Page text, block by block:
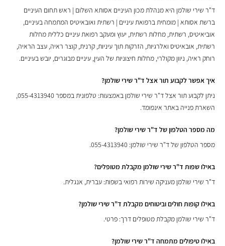
ד"ר שירי שולמן היא מנהלת מכון העיניים אסותא השלום | ראש תחום העיניים
ברשת אסותא | מומחית ברפואת עיניים | רשתית ואובאיטיס המתמחה בעיניים,
אוביאיטיס, רשתית, מחלות רשתית, יעוץ ומעקב רפואת עיניים כללית מחלות
רשתית, אובאיטיס ואלרגיות, הזרקות תוך עיניות, קרנית, קוצר ראיה, עצב הראיה,
רוחק ראיה, ניוון מקולרי, מחלות חיצוניות של העין, עיניים מבוגרים, יובש בעיניים.
איך אפשר לקבוע תור אצל ד"ר שירי שולמן?
ניתן לקבוע תור אצל ד"ר שירי שולמן באמצעות: טלפונית במספר 055-4313940,
השארת פנייה באתר אינפומד.
מה מספר הטלפון של ד"ר שירי שולמן?
מספר הטלפון של ד"ר שירי שולמן: 055-4313940.
באילו שפות ד"ר שירי שולמן מקבלת מטופלים?
ד"ר שירי שולמן מעניקה שירות רפואי בשפות: עברית, אנגלית.
באילו קופות חולים וביטוחים מקבלת ד"ר שירי שולמן?
ד"ר שירי שולמן מקבלת מטופלים דרך: פרטי.
באילו טיפולים מתמחה ד"ר שירי שולמן?